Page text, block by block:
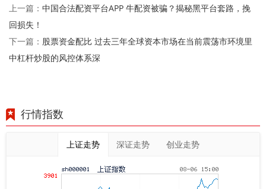
上一篇： 中国合法配资平台APP 牛配资被骗？揭秘黑平台套路，挽
回损失！
下一篇： 股票资金配比 过去三年全球资本市场在当前震荡市环境里
中杠杆炒股的风控体系深
行情指数
上证走势 深证走势 创业走势